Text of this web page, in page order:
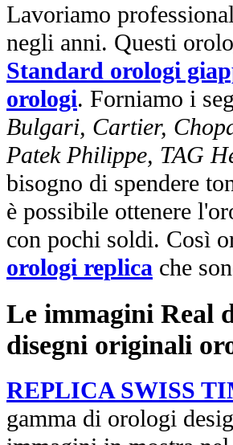
Lavoriamo
negli anni. Questi
Standard orologi
orologi. Forniamo i
Bulgari, Cartier,
Patek Philippe, TAG
bisogno di spendere
è possibile ottenere
con pochi soldi. Così
orologi replica che
Le immagini Real
disegni originali
REPLICA SWISS
gamma di orologi